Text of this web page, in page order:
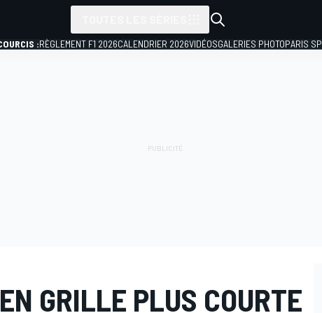
:RÈGLEMENT F1 2026CALENDRIER 2026VIDÉOSGALERIES PHOTOPARIS
GRILLE PLUS COURTE